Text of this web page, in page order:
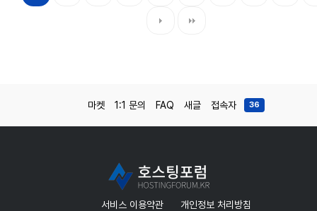
마켓 1:1 문의 FAQ 새글 접속자 36
서비스 이용약관 개인정보 처리방침